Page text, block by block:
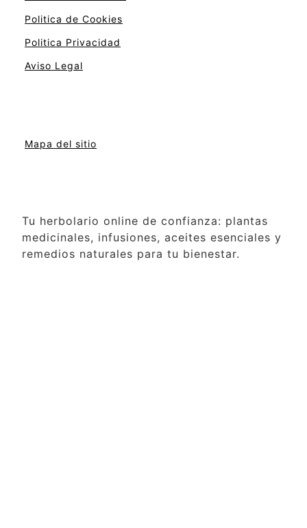
Politica de Cookies
Politica Privacidad
Aviso Legal
Mapa del sitio
Tu herbolario online de confianza: plantas
medicinales, infusiones, aceites esenciales y
remedios naturales para tu bienestar.